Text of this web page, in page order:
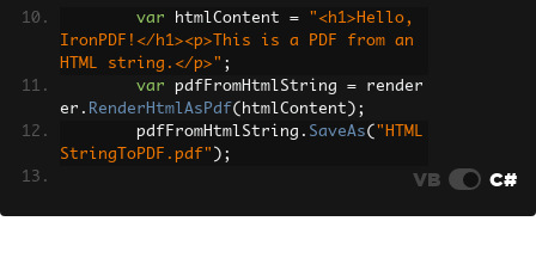
var htmlContent =
"<h1>Hello,
IronPDF!</h1><p>This is a PDF from an
HTML string.</p>" ;
var pdfFromHtmlString = render
er . RenderHtmlAsPdf( htmlContent );
        pdfFromHtmlString
. SaveAs( "HTML
StringToPDF.pdf" );
VB C#